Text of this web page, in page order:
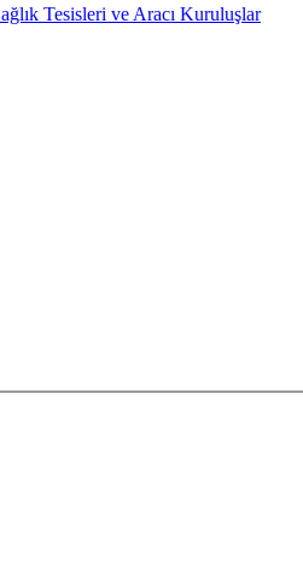
Tesisleri ve Aracı Kuruluşlar